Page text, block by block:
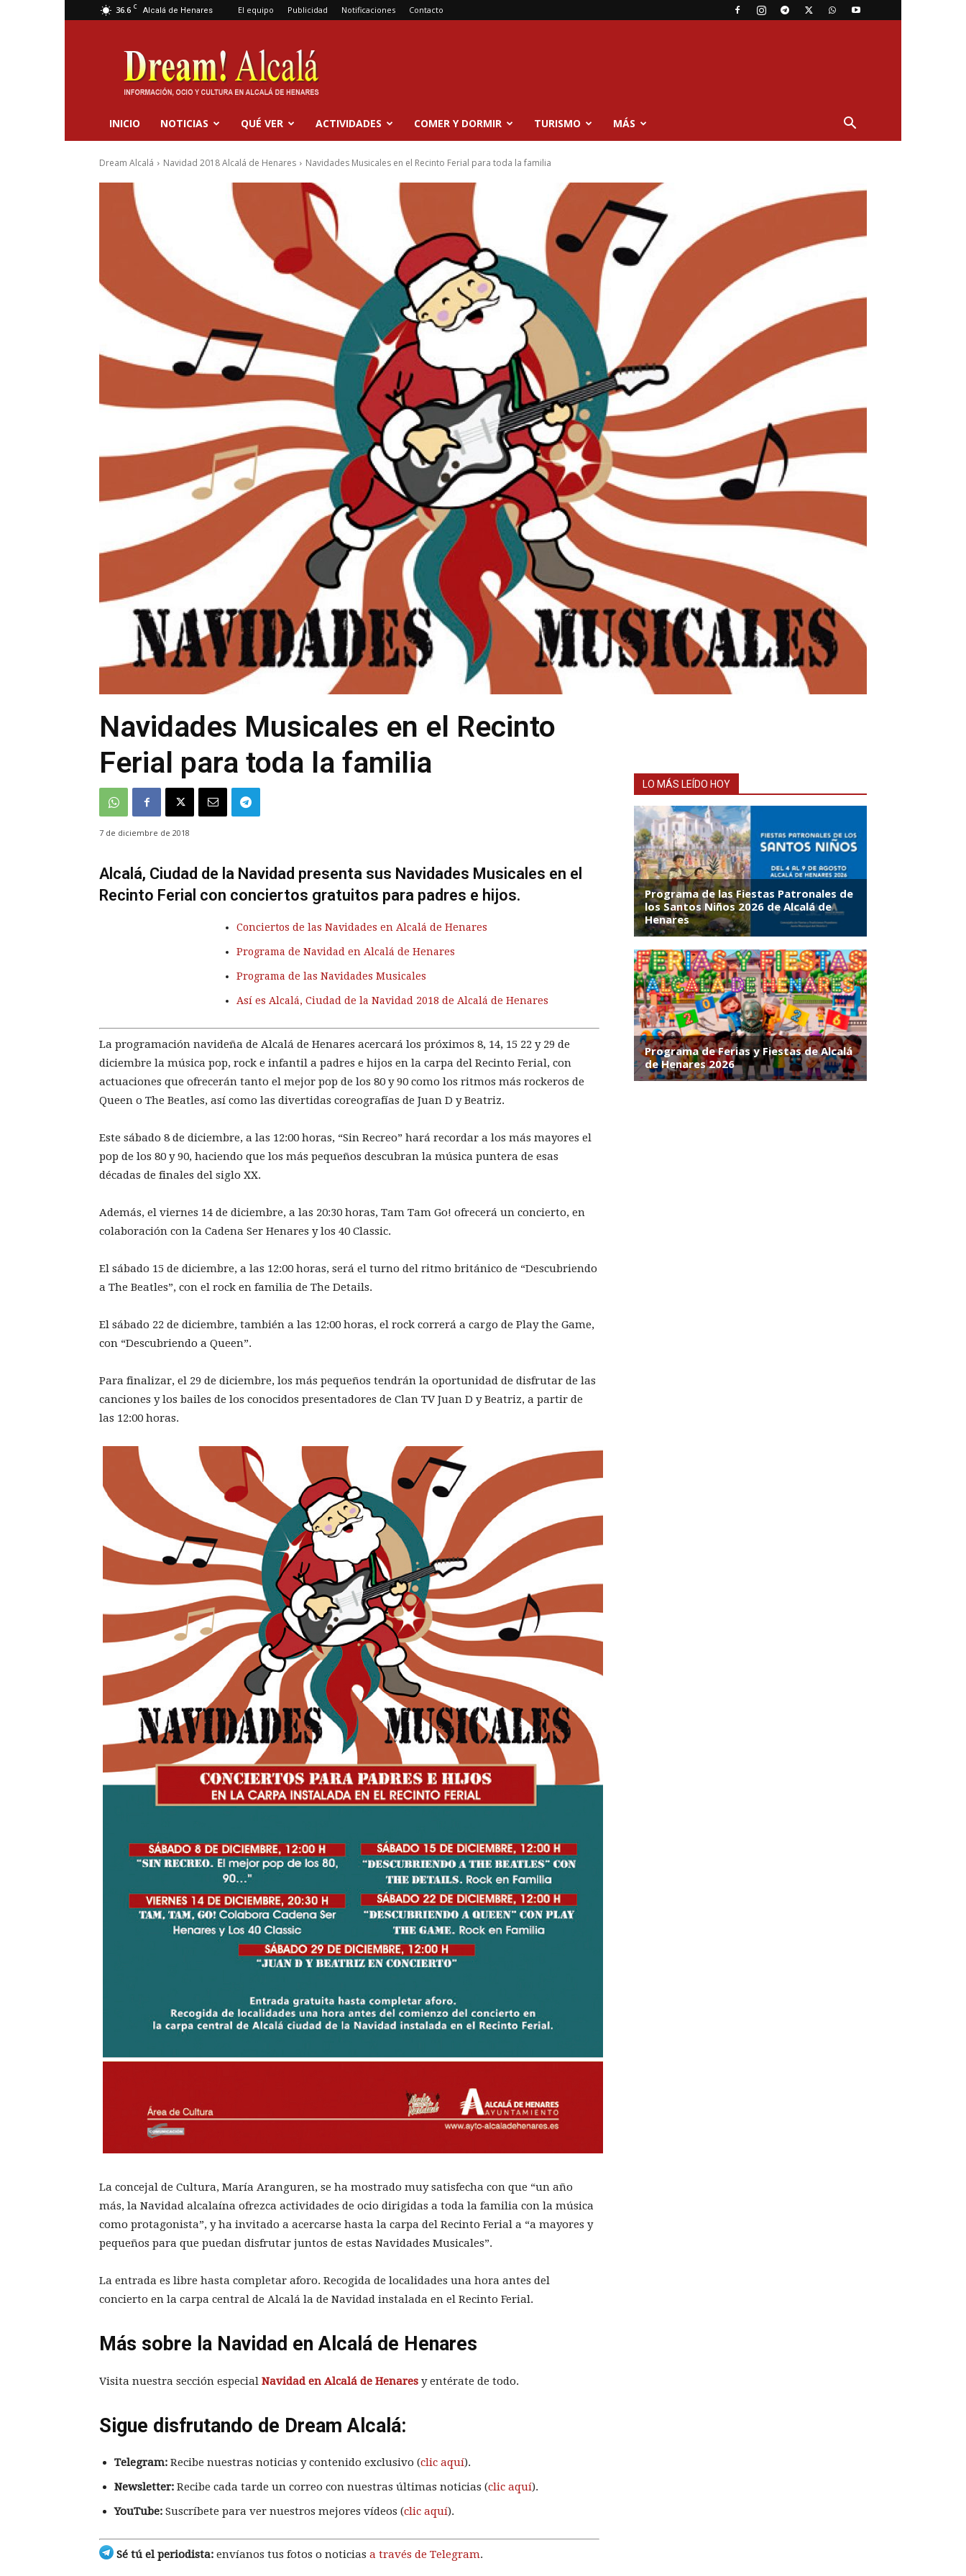
36.6 C Alcalá de Henares El equipo Publicidad Notificaciones Contacto
Dream
Alcalá
INICIO NOTICIAS QUÉ VER ACTIVIDADES COMER Y DORMIR TURISMO MÁS
Dream Alcalá Navidad 2018 Alcalá de Henares Navidades Musicales en el Recinto Ferial para toda la familia
Navidades Musicales en el Recinto
Ferial para toda la familia
7 de diciembre de 2018
Alcalá, Ciudad de la Navidad presenta sus Navidades Musicales en el
Recinto Ferial con conciertos gratuitos para padres e hijos.
Conciertos de las Navidades en Alcalá de Henares
Programa de Navidad en Alcalá de Henares
Programa de las Navidades Musicales
Así es Alcalá, Ciudad de la Navidad 2018 de Alcalá de Henares
La programación navideña de Alcalá de Henares acercará los próximos 8, 14, 15 22 y 29 de
diciembre la música pop, rock e infantil a padres e hijos en la carpa del Recinto Ferial, con
actuaciones que ofrecerán tanto el mejor pop de los 80 y 90 como los ritmos más rockeros de
Queen o The Beatles, así como las divertidas coreografías de Juan D y Beatriz.
Este sábado 8 de diciembre, a las 12:00 horas, “Sin Recreo” hará recordar a los más mayores el
pop de los 80 y 90, haciendo que los más pequeños descubran la música puntera de esas
décadas de finales del siglo XX.
Además, el viernes 14 de diciembre, a las 20:30 horas, Tam Tam Go! ofrecerá un concierto, en
colaboración con la Cadena Ser Henares y los 40 Classic.
El sábado 15 de diciembre, a las 12:00 horas, será el turno del ritmo británico de “Descubriendo
a The Beatles”, con el rock en familia de The Details.
El sábado 22 de diciembre, también a las 12:00 horas, el rock correrá a cargo de Play the Game,
con “Descubriendo a Queen”.
Para finalizar, el 29 de diciembre, los más pequeños tendrán la oportunidad de disfrutar de las
canciones y los bailes de los conocidos presentadores de Clan TV Juan D y Beatriz, a partir de
las 12:00 horas.
La concejal de Cultura, María Aranguren, se ha mostrado muy satisfecha con que “un año
más, la Navidad alcalaína ofrezca actividades de ocio dirigidas a toda la familia con la música
como protagonista”, y ha invitado a acercarse hasta la carpa del Recinto Ferial a “a mayores y
pequeños para que puedan disfrutar juntos de estas Navidades Musicales”.
La entrada es libre hasta completar aforo. Recogida de localidades una hora antes del
concierto en la carpa central de Alcalá la de Navidad instalada en el Recinto Ferial.
Más sobre la Navidad en Alcalá de Henares
Visita nuestra sección especial Navidad en Alcalá de Henares y entérate de todo.
Sigue disfrutando de Dream Alcalá:
Telegram: Recibe nuestras noticias y contenido exclusivo (clic aquí).
Newsletter: Recibe cada tarde un correo con nuestras últimas noticias (clic aquí).
YouTube: Suscríbete para ver nuestros mejores vídeos (clic aquí).
Sé tú el periodista: envíanos tus fotos o noticias a través de Telegram.
LO MÁS LEÍDO HOY